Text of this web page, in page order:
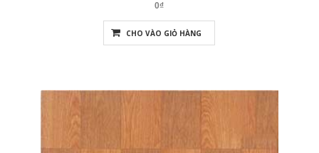
0₫
CHO VÀO GIỎ HÀNG